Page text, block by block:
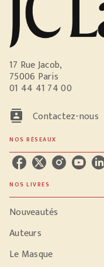
17 Rue Jacob,
75006 Paris
01 44 41 74 00
contacts Contactez-nous
NOS RÉSEAUX
NOS LIVRES
Nouveautés
Auteurs
Le Masque